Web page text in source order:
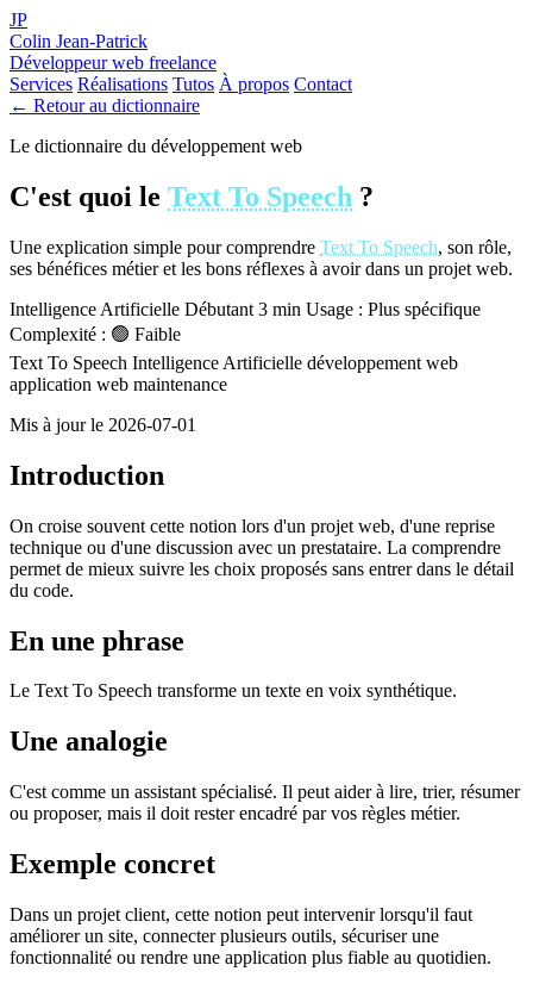
JP
Colin Jean-Patrick
Développeur web freelance
Services Réalisations Tutos À propos Contact
← Retour au dictionnaire
Le dictionnaire du développement web
C'est quoi le Text To Speech ?
Une explication simple pour comprendre Text To Speech, son rôle,
ses bénéfices métier et les bons réflexes à avoir dans un projet web.
Intelligence Artificielle Débutant 3 min Usage : Plus spécifique
Complexité : 🟢 Faible
Text To Speech Intelligence Artificielle développement web
application web maintenance
Mis à jour le 2026-07-01
Introduction
On croise souvent cette notion lors d'un projet web, d'une reprise
technique ou d'une discussion avec un prestataire. La comprendre
permet de mieux suivre les choix proposés sans entrer dans le détail
du code.
En une phrase
Le Text To Speech transforme un texte en voix synthétique.
Une analogie
C'est comme un assistant spécialisé. Il peut aider à lire, trier, résumer
ou proposer, mais il doit rester encadré par vos règles métier.
Exemple concret
Dans un projet client, cette notion peut intervenir lorsqu'il faut
améliorer un site, connecter plusieurs outils, sécuriser une
fonctionnalité ou rendre une application plus fiable au quotidien.